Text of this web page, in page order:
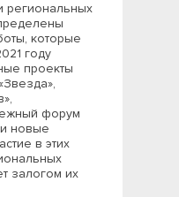
региональных
которые
году
проекты
форум
новые
в этих
залогом их